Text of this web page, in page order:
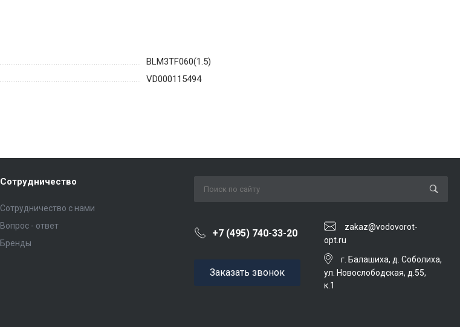
BLM3TF060(1.5)
VD000115494
Сотрудничество
Сотрудничество с нами
Вопрос - ответ
Бренды
+7 (495) 740-33-20
zakaz@vodovorot-
opt.ru
Заказать звонок
г. Балашиха, д. Соболиха,
ул. Новослободская, д.55,
к.1